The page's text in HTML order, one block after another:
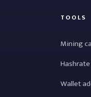
TOOLS
Mining
Wallet